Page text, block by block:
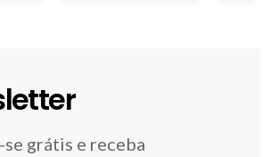
se grátis e receba